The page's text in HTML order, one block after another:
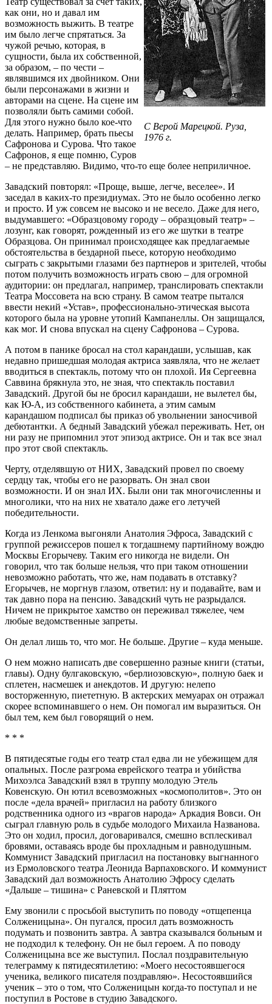
С Верой Марецкой. Руза,
1976 г.
как они, но и давал им
возможность выжить. В театре
им было легче спрятаться. За
чужой речью, которая, в
сущности, была их собственной,
за образом, – по чести –
являвшимся их двойником. Они
были персонажами в жизни и
авторами на сцене. На сцене им
позволяли быть самими собой.
Для этого нужно было кое-что
делать. Например, брать пьесы
Сафронова и Сурова. Что такое
Сафронов, я еще помню, Суров
– не представляю. Видимо, что-то еще более неприличное.
Завадский повторял: «Проще, выше, легче, веселее». И
заседал в каких-то президиумах. Это не было особенно легко
и просто. И уж совсем не высоко и не весело. Даже для него,
выдумавшего: «Образцовому городу – образцовый театр» –
лозунг, как говорят, рожденный из его же шутки в театре
Образцова. Он принимал происходящее как предлагаемые
обстоятельства в бездарной пьесе, которую необходимо
сыграть с закрытыми глазами без партнеров и зрителей, чтобы
потом получить возможность играть свою – для огромной
аудитории: он предлагал, например, транслировать спектакли
Театра Моссовета на всю страну. В самом театре пытался
ввести некий «Устав», профессионально-этическая высота
которого была на уровне утопий Кампанеллы. Он защищался,
как мог. И снова впускал на сцену Сафронова – Сурова.
А потом в панике бросал на стол карандаши, услышав, как
недавно пришедшая молодая актриса заявляла, что не желает
вводиться в спектакль, потому что он плохой. Ия Сергеевна
Саввина брякнула это, не зная, что спектакль поставил
Завадский. Другой бы не бросил карандаши, не вылетел бы,
как Ю-А, из собственного кабинета, а этим самым
карандашом подписал бы приказ об увольнении заносчивой
дебютантки. А бедный Завадский убежал переживать. Нет, он
ни разу не припомнил этот эпизод актрисе. Он и так все знал
про этот свой спектакль.
Черту, отделявшую от НИХ, Завадский провел по своему
сердцу так, чтобы его не разорвать. Он знал свои
возможности. И он знал ИХ. Были они так многочисленны и
многолики, что на них не хватало даже его летучей
победительности.
Когда из Ленкома выгоняли Анатолия Эфроса, Завадский с
группой режиссеров пошел к тогдашнему партийному вождю
Москвы Егорычеву. Таким его никогда не видели. Он
говорил, что так больше нельзя, что при таком отношении
невозможно работать, что же, нам подавать в отставку?
Егорычев, не моргнув глазом, ответил: ну и подавайте, вам и
так давно пора на пенсию. Завадский чуть не разрыдался.
Ничем не прикрытое хамство он переживал тяжелее, чем
любые ведомственные запреты.
Он делал лишь то, что мог. Не больше. Другие – куда меньше.
О нем можно написать две совершенно разные книги (статьи,
главы). Одну булгаковскую, «берлиозовскую», полную баек и
сплетен, насмешек и анекдотов. И другую: нелепо
восторженную, пиететную. В актерских мемуарах он отражал
скорее вспоминавшего о нем. Он помогал им выразиться. Он
был тем, кем был говорящий о нем.
* * *
В пятидесятые годы его театр стал едва ли не убежищем для
опальных. После разгрома еврейского театра и убийства
Михоэлса Завадский взял в труппу молодую Этель
Ковенскую. Он ютил всевозможных «космополитов». Это он
после «дела врачей» пригласил на работу близкого
родственника одного из «врагов народа» Аркадия Вовси. Он
сыграл главную роль в судьбе молодого Михаила Названова.
Это он ходил, просил, договаривался, смешно всплескивал
бровями, оставаясь вроде бы прохладным и равнодушным.
Коммунист Завадский пригласил на постановку выгнанного
из Ермоловского театра Леонида Варпаховского. И коммунист
Завадский дал возможность Анатолию Эфросу сделать
«Дальше – тишина» с Раневской и Пляттом
Ему звонили с просьбой выступить по поводу «отщепенца
Солженицына». Он пугался, просил дать возможность
подумать и позвонить завтра. А завтра сказывался больным и
не подходил к телефону. Он не был героем. А по поводу
Солженицына все же выступил. Послал поздравительную
телеграмму к пятидесятилетию: «Моего несостоявшегося
ученика, великого писателя поздравляю». Несостоявшийся
ученик – это о том, что Солженицын когда-то поступал и не
поступил в Ростове в студию Завадского.